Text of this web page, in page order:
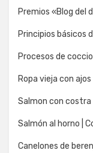
Premios «Blog del
Principios básicos
Procesos de
Ropa vieja con
Salmon con
Salmón al horno |
Canelones de